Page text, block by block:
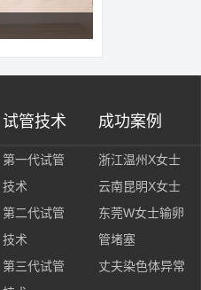
试管技术
第一代试管
技术
第二代试管
技术
第三代试管
成功案例
浙江温州X女士
云南昆明X女士
东莞W女士输卵
管堵塞
丈夫染色体异常